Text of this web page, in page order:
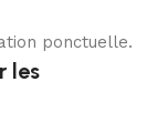
ponctuelle.
les